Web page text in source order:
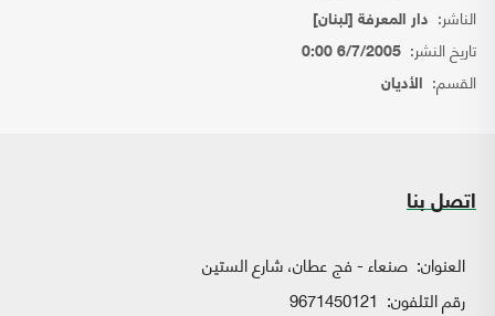
الناشر: دار المعرفة [لبنان]
تاريخ النشر: 6/7/2005 0:00
القسم: الأديان
اتصل بنا
العنوان: صنعاء - فج عطان، شارع الستين
رقم التلفون: 9671450121